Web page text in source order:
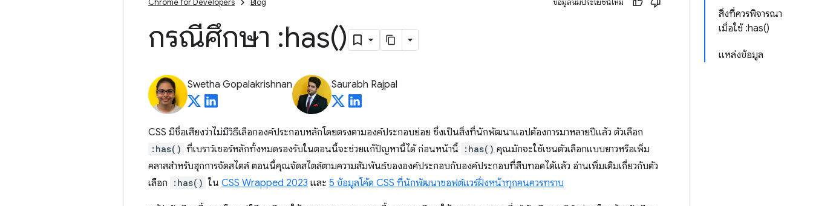
สิ่งที่ควรพิจารณา
เมื่อใช้ :has()
แหล่งข้อมูล
Chrome for Developers Blog ข้อมูลนี้มีประโยชน์ไหม
กรณีศึกษา :has()
Swetha Gopalakrishnan Saurabh Rajpal
CSS มีชื่อเสียงว่าไม่มีวิธีเลือกองค์ประกอบหลักโดยตรงตามองค์ประกอบย่อย ซึ่งเป็นสิ่งที่นักพัฒนาแอปต้องการมาหลายปีแล้ว ตัวเลือก
:has() ที่เบราว์เซอร์หลักทั้งหมดรองรับในตอนนี้จะช่วยแก้ปัญหานี้ได้ ก่อนหน้านี้ :has() คุณมักจะใช้เชนตัวเลือกแบบยาวหรือเพิ่ม
คลาสสำหรับฮุกการจัดสไตล์ ตอนนี้คุณจัดสไตล์ตามความสัมพันธ์ขององค์ประกอบกับองค์ประกอบที่สืบทอดได้แล้ว อ่านเพิ่มเติมเกี่ยวกับตัว
เลือก
:has() ใน CSS Wrapped 2023 และ 5 ข้อมูลโค้ด CSS ที่นักพัฒนาซอฟต์แวร์ฝั่งหน้าทุกคนควรทราบ